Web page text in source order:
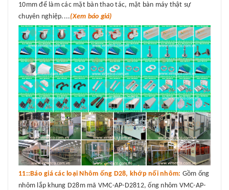
10mm để làm các mặt bàn thao tác, mặt bàn máy thật sự
chuyên nghiệp....(Xem báo giá)
11::Báo giá các loại Nhôm ống D28, khớp nối nhôm: Gồm ống
nhôm lắp khung D28m mã VMC-AP-D2812, ống nhôm VMC-AP-